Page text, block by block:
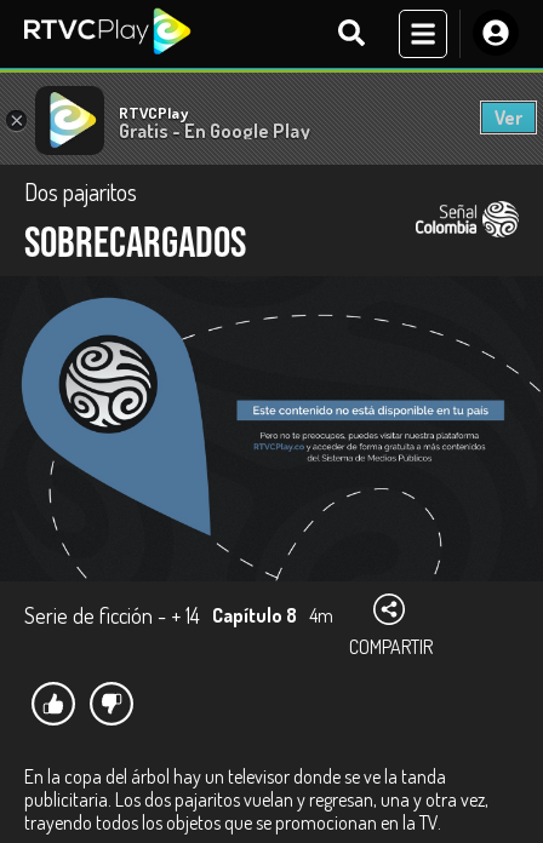
× RTVCPlay
Gratis - En Google Play
Ver
Dos pajaritos
Sobrecargados
Serie de ficción - + 14 Capítulo 8 4m
COMPARTIR
En la copa del árbol hay un televisor donde se ve la tanda
publicitaria. Los dos pajaritos vuelan y regresan, una y otra vez,
trayendo todos los objetos que se promocionan en la TV.